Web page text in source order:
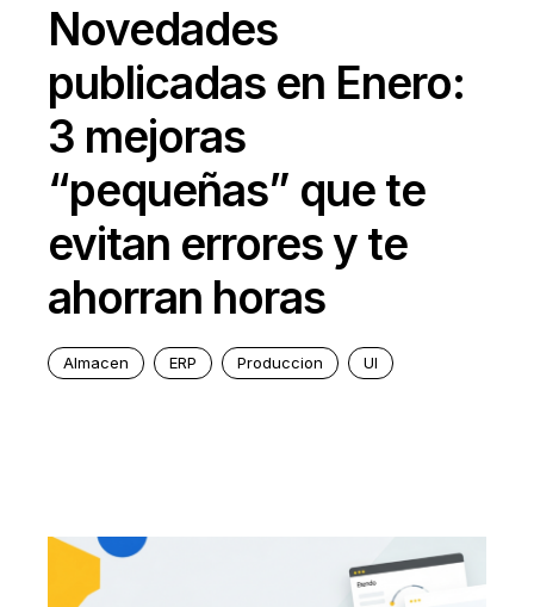
Novedades
publicadas en Enero:
3 mejoras
“pequeñas” que te
evitan errores y te
ahorran horas
Almacen ERP Produccion UI